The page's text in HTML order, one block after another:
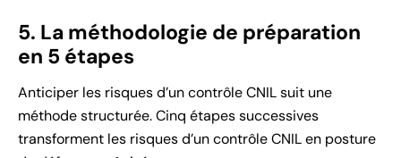
5. La méthodologie de préparation
en 5 étapes
Anticiper les risques d’un contrôle CNIL suit une
méthode structurée. Cinq étapes successives
transforment les risques d’un contrôle CNIL en posture